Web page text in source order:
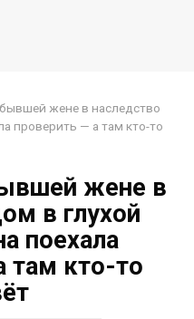
жене в наследство
проверить — а там кто-то
жене в
в глухой
поехала
там кто-то